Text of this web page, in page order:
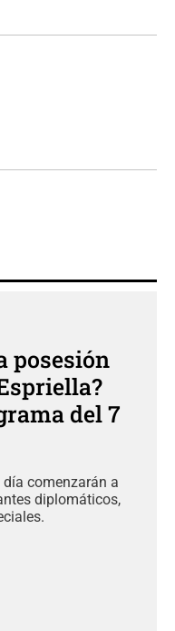
posesión
del 7
comenzarán a
diplomáticos,